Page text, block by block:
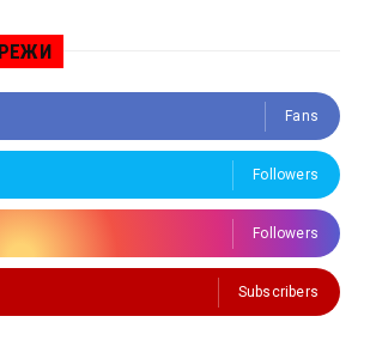
Fans
Followers
Followers
Subscribers